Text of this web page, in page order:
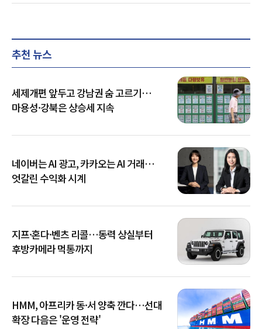
추천 뉴스
세제개편 앞두고 강남권 숨 고르기…
마용성·강북은 상승세 지속
네이버는 AI 광고, 카카오는 AI 거래…
엇갈린 수익화 시계
지프·혼다·벤츠 리콜…동력 상실부터
후방카메라 먹통까지
HMM, 아프리카 동·서 양축 깐다…선대
확장 다음은 '운영 전략'